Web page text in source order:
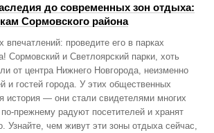
до современных зон отдыха:
Сормовского района
проведите его в парках
Сормовский и Светлоярский парки, хоть
от центра Нижнего Новгорода, неизменно
и гостей города. У этих общественных
история — они стали свидетелями многих
радуют посетителей и хранят
Узнайте, чем живут эти зоны отдыха сейчас,